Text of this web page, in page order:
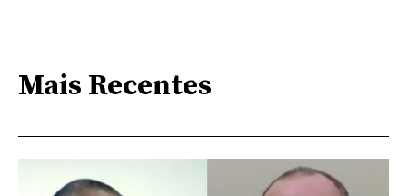
Mais Recentes